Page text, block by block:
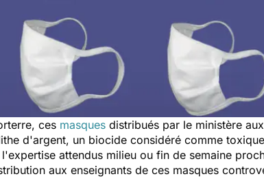
ces masques distribués par le ministère
d'argent, un biocide considéré comme
attendus milieu ou fin de semaine
aux enseignants de ces masques